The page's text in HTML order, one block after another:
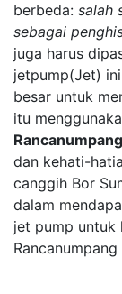
berbeda: salah
sebagai
juga harus
jetpump(Jet)
besar untuk
itu
dan kehati-
canggih Bor
dalam
jet pump untuk
Rancanumpang